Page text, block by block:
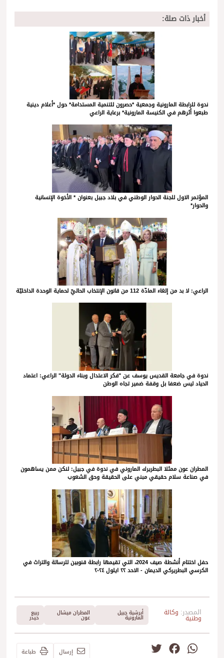
أخبار ذات صلة:
ندوة للرابطة المارونية وجمعية *حصرون للتنمية المستدامة* حول *أعلام دينية
طبعوا أثرهم في الكنيسة المارونية* برعاية الراعي
المؤتمر الاول للجنة الحوار الوطني في بلاد جبيل بعنوان * الأخوة الإنسانية
والحوار*
الراعي: لا بد من إلغاء المادّة 112 من قانون الإنتخاب الحاليّ لحماية الوحدة الداخليّة
ندوة في جامعة القديس يوسف عن "فكر الاعتدال وبناء الدولة" الراعي: اعتماد
الحياد ليس ضعفا بل وقفة ضمير تجاه الوطن
المطران عون ممثلا البطريرك الماروني في ندوة في جبيل: لنكن ممن يساهمون
في صناعة سلام حقيقي مبني على الحقيقة وحق الشعوب
حفل اختتام أنشطة صيف 2024، التي تقيمها رابطة قنوبين للرسالة والتراث في
الكرسي البطريركي الديمان - الاحد ٢٢ ايلول ٢٠٢٤
المصدر: وكالة
وطنية
أبرشية جبيل
المارونية
المطران ميشال
عون
ربيع
حيدر
WhatsApp
Facebook إرسال طباعة